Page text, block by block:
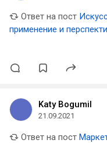
Ответ на пост
применение и
Katy Bogumil
21.09.2021
Ответ на пост